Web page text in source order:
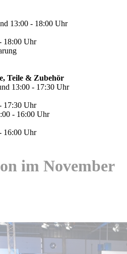
13:00 - 18:00 Uhr
18:00 Uhr
Teile & Zubehör
13:00 - 17:30 Uhr
17:30 Uhr
- 16:00 Uhr
16:00 Uhr
im November